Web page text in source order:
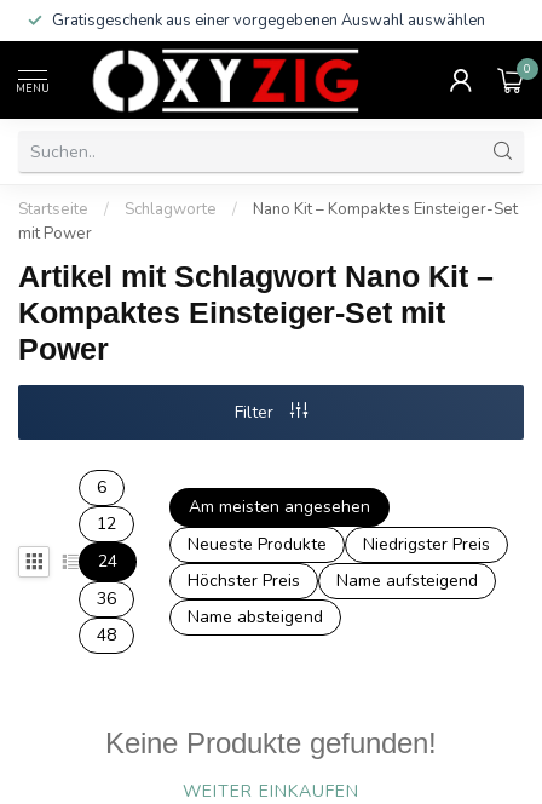
Gratisgeschenk aus einer vorgegebenen Auswahl auswählen
MENU
0
Startseite / Schlagworte /
Nano Kit – Kompaktes Einsteiger-Set
mit Power
Artikel mit Schlagwort Nano Kit –
Kompaktes Einsteiger-Set mit
Power
Filter
6
12
24
36
48
Am meisten angesehen
Neueste Produkte
Niedrigster Preis
Höchster Preis
Name aufsteigend
Name absteigend
Keine Produkte gefunden!
WEITER EINKAUFEN